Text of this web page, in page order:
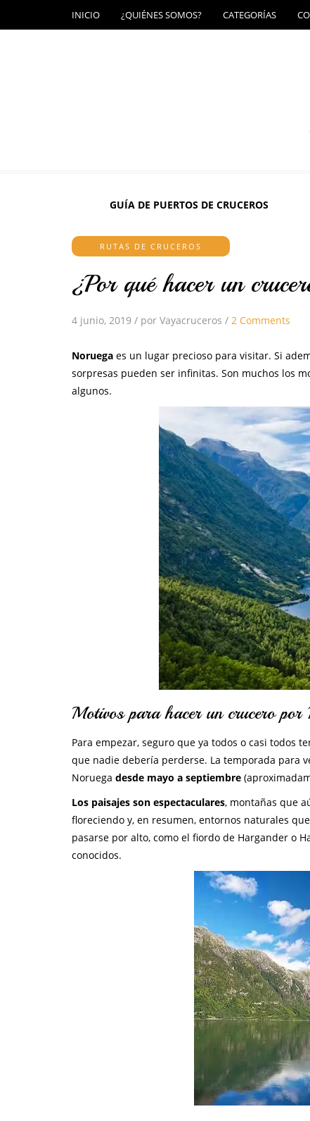
INICIO ¿QUIÉNES SOMOS? CATEGORÍAS
GUÍA DE PUERTOS DE CRUCEROS
RUTAS DE CRUCEROS
¿Por qué hacer un
4 junio, 2019 / por Vayacruceros / 2 Comments
Noruega es un lugar precioso para visitar. Si
sorpresas pueden ser infinitas. Son muchos los
algunos.
Motivos para hacer un crucero por
Para empezar, seguro que ya todos o casi todos
que nadie debería perderse. La temporada para
Noruega desde mayo a septiembre
Los paisajes son espectaculares, montañas que
floreciendo y, en resumen, entornos naturales
pasarse por alto, como el fiordo de Hargander o
conocidos.